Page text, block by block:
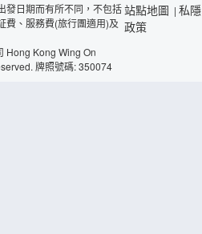
發日期而有所不同，不包括
費、服務費(旅行團適用)及
Hong Kong Wing On
牌照號碼: 350074
站點地圖 | 私隱
政策